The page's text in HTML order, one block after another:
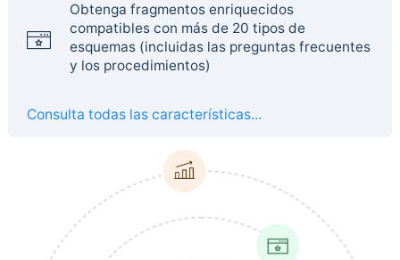
Obtenga fragmentos enriquecidos
compatibles con más de 20 tipos de
esquemas (incluidas las preguntas frecuentes
y los procedimientos)
Consulta todas las características...